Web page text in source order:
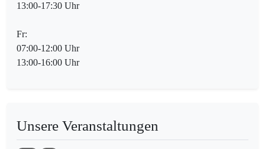
13:00-17:30 Uhr
Fr:
07:00-12:00 Uhr
13:00-16:00 Uhr
Unsere Veranstaltungen